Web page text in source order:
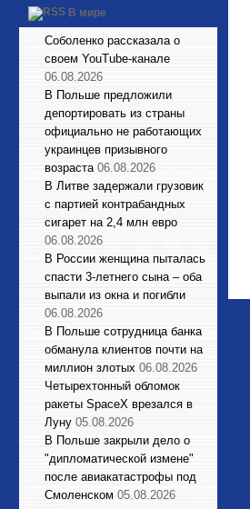
В мире
Соболенко рассказала о
своем YouTube-канале
06.08.2026
В Польше предложили
депортировать из страны
официально не работающих
украинцев призывного
возраста 06.08.2026
В Литве задержали грузовик
с партией контрабандных
сигарет на 2,4 млн евро
06.08.2026
В России женщина пыталась
спасти 3-летнего сына – оба
выпали из окна и погибли
06.08.2026
В Польше сотрудница банка
обманула клиентов почти на
миллион злотых 06.08.2026
Четырехтонный обломок
ракеты SpaceX врезался в
Луну 05.08.2026
В Польше закрыли дело о
"дипломатической измене"
после авиакатастрофы под
Смоленском 05.08.2026